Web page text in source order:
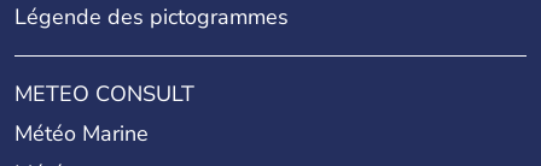
Légende des pictogrammes
METEO CONSULT
Météo Marine